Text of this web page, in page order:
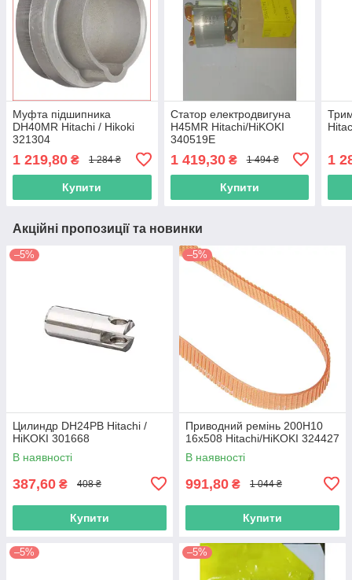
Муфта підшипника
DH40MR Hitachi / Hikoki
321304
1 219,80 ₴ 1 284 ₴
Купити
Статор електродвигуна
H45MR Hitachi/HiKOKI
340519E
1 419,30₴ 1 494 ₴
Купити
1
Акційні пропозиції та новинки
–5%
Цилиндр DH24PB Hitachi /
HiKOKI 301668
В наявності
387,60 ₴ 408 ₴
Купити
–5%
Приводний ремінь 200Н10
16х508 Hitachi/HiKOKI 324427
В наявності
991,80 ₴ 1 044 ₴
Купити
–5% –5%